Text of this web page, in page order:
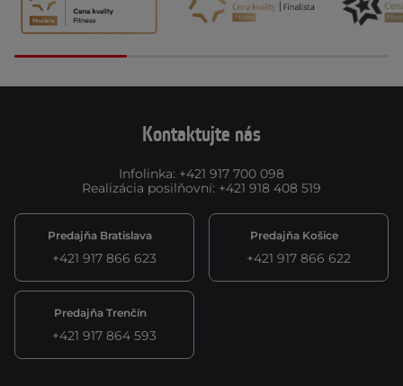
Kontaktujte nás
Infolinka: +421 917 700 098
Realizácia posilňovní: +421 918 408 519
Predajňa Bratislava
+421 917 866 623
Predajňa Košice
+421 917 866 622
Predajňa Trenčín
+421 917 864 593